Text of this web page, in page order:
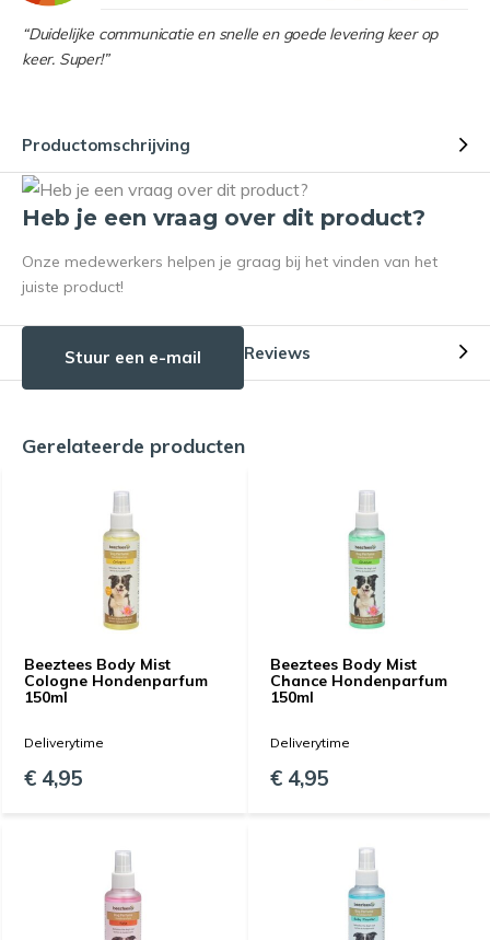
“Duidelijke communicatie en snelle en goede levering keer op
keer. Super!”
Productomschrijving
Heb je een vraag over dit product?
Onze medewerkers helpen je graag bij het vinden van het
juiste product!
Stuur een e-mail Reviews
Gerelateerde producten
Beeztees Body Mist
Cologne Hondenparfum
150ml
Deliverytime
€ 4,95
Beeztees Body Mist
Chance Hondenparfum
150ml
Deliverytime
€ 4,95